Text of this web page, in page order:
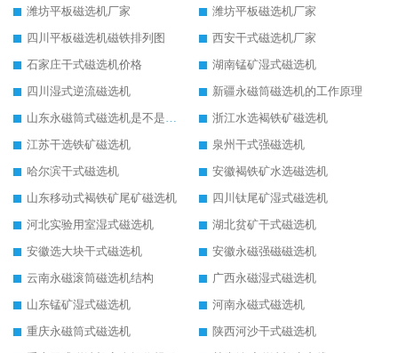
潍坊平板磁选机厂家
潍坊平板磁选机厂家
四川平板磁选机磁铁排列图
西安干式磁选机厂家
石家庄干式磁选机价格
湖南锰矿湿式磁选机
四川湿式逆流磁选机
新疆永磁筒磁选机的工作原理
山东永磁筒式磁选机是不是强磁
浙江水选褐铁矿磁选机
江苏干选铁矿磁选机
泉州干式强磁选机
哈尔滨干式磁选机
安徽褐铁矿水选磁选机
山东移动式褐铁矿尾矿磁选机
四川钛尾矿湿式磁选机
河北实验用室湿式磁选机
湖北贫矿干式磁选机
安徽选大块干式磁选机
安徽永磁强磁磁选机
云南永磁滚筒磁选机结构
广西永磁湿式磁选机
山东锰矿湿式磁选机
河南永磁式磁选机
重庆永磁筒式磁选机
陕西河沙干式磁选机